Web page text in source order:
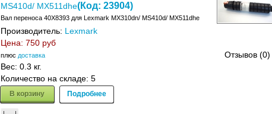
MS410d/ MX511dhe(Код: 23904)
Вал переноса 40X8393 для Lexmark MX310dn/ MS410d/ MX511dhe
Производитель: Lexmark
Цена: 750 руб
плюс доставка
Вес: 0.3 кг.
Количество на складе: 5
В корзину Подробнее
Отзывов (0)